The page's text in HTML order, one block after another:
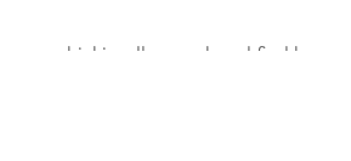
sophiekinsella. co. uk and find her